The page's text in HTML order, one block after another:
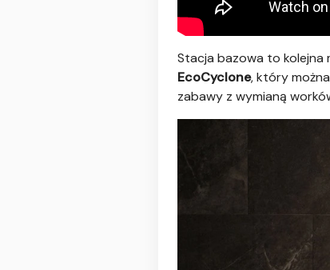
Stacja bazowa to kolejna
EcoCyclone, który
zabawy z wymianą